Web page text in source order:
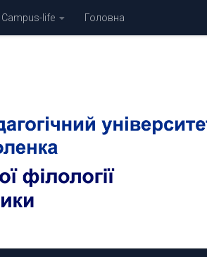
Campus-life Головна